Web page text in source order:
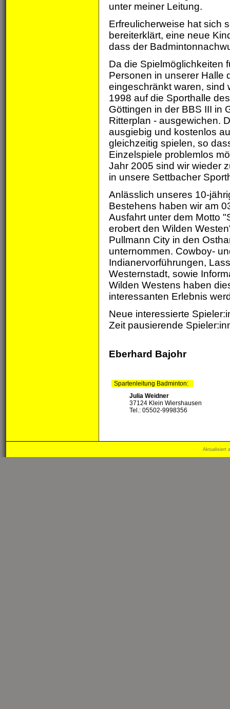
unter meiner Leitung.
Erfreulicherweise hat sich
bereiterklärt, eine neue
dass der
Da die Spielmöglichkeiten
Personen in unserer Halle
eingeschränkt waren, sind
1998 auf die Sporthalle
Göttingen in der BBS III in
Ritterplan - ausgewichen.
ausgiebig und kostenlos
gleichzeitig spielen, so
Einzelspiele problemlos
Jahr 2005 sind wir wieder
in unsere Settbacher
Anlässlich unseres 10-
Bestehens haben wir am
Ausfahrt unter dem Motto
erobert den Wilden
Pullmann City in den
unternommen. Cowboy-
Indianervorführungen,
Westernstadt, sowie
Wilden Westens haben
interessanten Erlebnis
Neue interessierte
Zeit pausierende
Eberhard Bajohr
Spartenleitung Badminton:
Julia Weidner
37124 Klein Wiershausen
Tel.: 05502-9998356
Aktualisiert